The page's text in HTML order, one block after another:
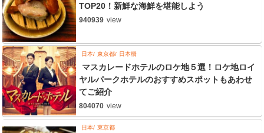
TOP20！新鮮な海鮮を堪能しよう
940939 view
日本 東京都 日本橋
マスカレードホテルのロケ地５選！ロケ地ロイ
ヤルパークホテルのおすすめスポットもあわせ
てご紹介
804070 view
日本 東京都